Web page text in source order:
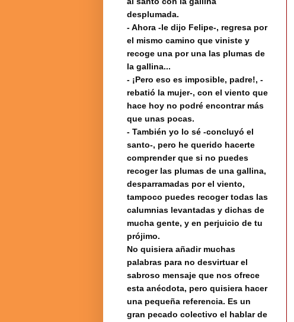
desplumada.
- Ahora -le dijo Felipe-, regresa por
el mismo camino que viniste y
recoge una por una las plumas de
la gallina...
- ¡Pero eso es imposible, padre!, -
rebatió la mujer-, con el viento que
hace hoy no podré encontrar más
que unas pocas.
- También yo lo sé -concluyó el
santo-, pero he querido hacerte
comprender que si no puedes
recoger las plumas de una gallina,
desparramadas por el viento,
tampoco puedes recoger todas las
calumnias levantadas y dichas de
mucha gente, y en perjuicio de tu
prójimo.
No quisiera añadir muchas
palabras para no desvirtuar el
sabroso mensaje que nos ofrece
esta anécdota, pero quisiera hacer
una pequeña referencia. Es un
gran pecado colectivo el hablar de